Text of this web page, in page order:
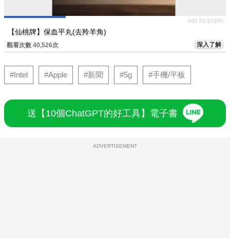
ads by popIn
【仙桃牌】保血平丸(去羚羊角)
觀看次數 40,526次 深入了解
#Intel #Apple #新聞 #5g #手機/平板
送【10個ChatGPT的好工具】電子書
ADVERTISEMENT